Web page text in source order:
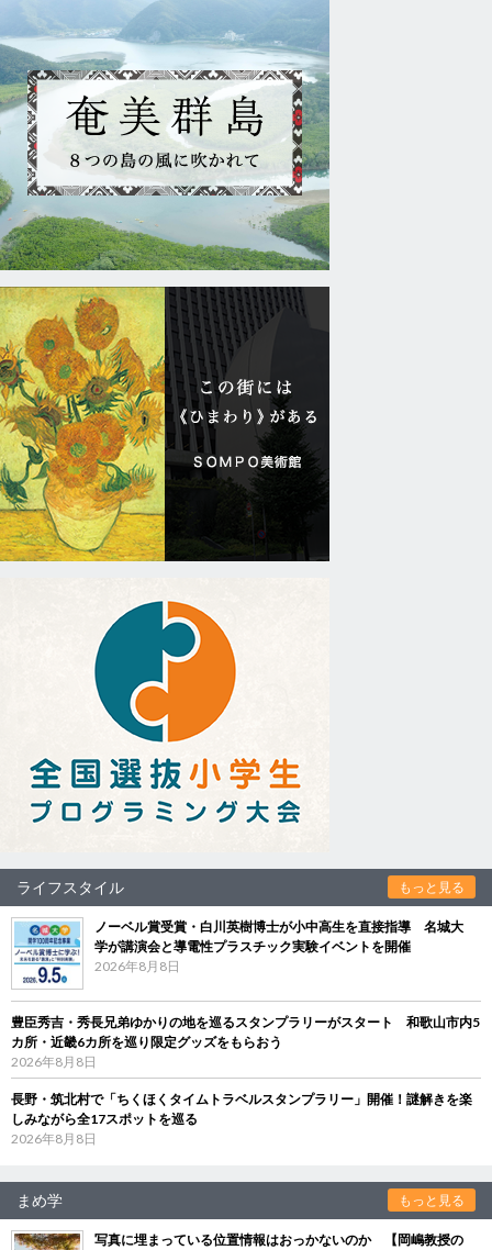
ライフスタイル もっと見る
ノーベル賞受賞・白川英樹博士が小中高生を直接指導 名城大
学が講演会と導電性プラスチック実験イベントを開催
2026年8月8日
豊臣秀吉・秀長兄弟ゆかりの地を巡るスタンプラリーがスタート 和歌山市内5
カ所・近畿6カ所を巡り限定グッズをもらおう
2026年8月8日
長野・筑北村で「ちくほくタイムトラベルスタンプラリー」開催！謎解きを楽
しみながら全17スポットを巡る
2026年8月8日
まめ学 もっと見る
写真に埋まっている位置情報はおっかないのか 【岡嶋教授の